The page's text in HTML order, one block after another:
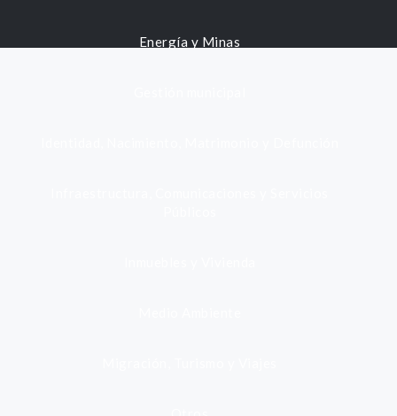
Energía y Minas